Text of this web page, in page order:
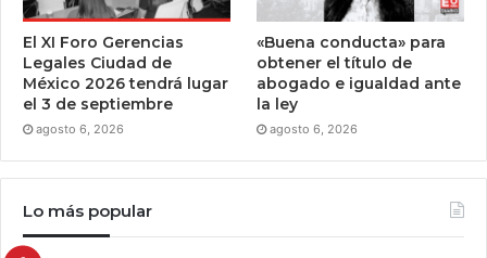
El XI Foro Gerencias
Legales Ciudad de
México 2026 tendrá lugar
el 3 de septiembre
agosto 6, 2026
«Buena conducta» para
obtener el título de
abogado e igualdad ante
la ley
agosto 6, 2026
Lo más popular